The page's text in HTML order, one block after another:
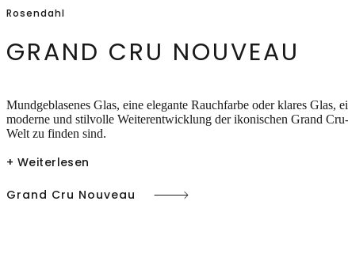
Rosendahl
GRAND CRU NOUVEAU
Mundgeblasenes Glas, eine elegante Rauchfarbe oder klares Glas,
moderne und stilvolle Weiterentwicklung der ikonischen Grand
Welt zu finden sind.
+ Weiterlesen
Grand Cru Nouveau